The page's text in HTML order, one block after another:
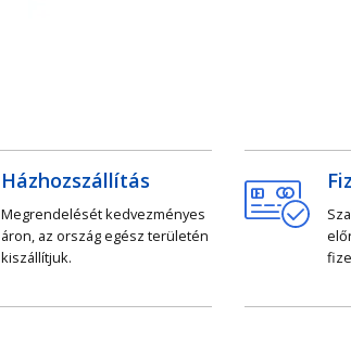
Házhozszállítás
Megrendelését kedvezményes
áron, az ország egész területén
kiszállítjuk.